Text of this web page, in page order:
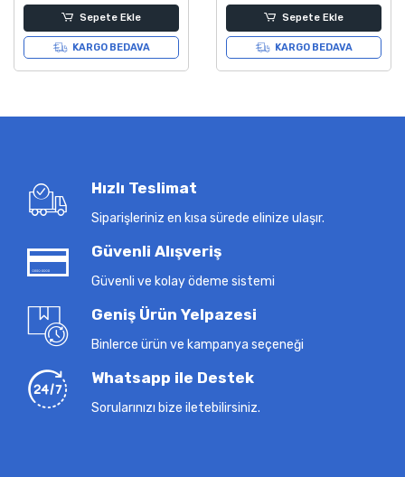
Sepete Ekle
KARGO BEDAVA
Sepete Ekle
KARGO BEDAVA
Hızlı Teslimat
Siparişleriniz en kısa sürede elinize ulaşır.
Güvenli Alışveriş
Güvenli ve kolay ödeme sistemi
Geniş Ürün Yelpazesi
Binlerce ürün ve kampanya seçeneği
Whatsapp ile Destek
Sorularınızı bize iletebilirsiniz.